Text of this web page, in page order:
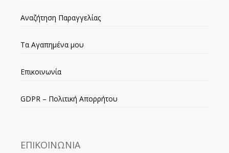
Αναζήτηση Παραγγελίας
Τα Αγαπημένα μου
Επικοινωνία
GDPR – Πολιτική Απορρήτου
ΕΠΙΚΟΙΝΩΝΙΑ